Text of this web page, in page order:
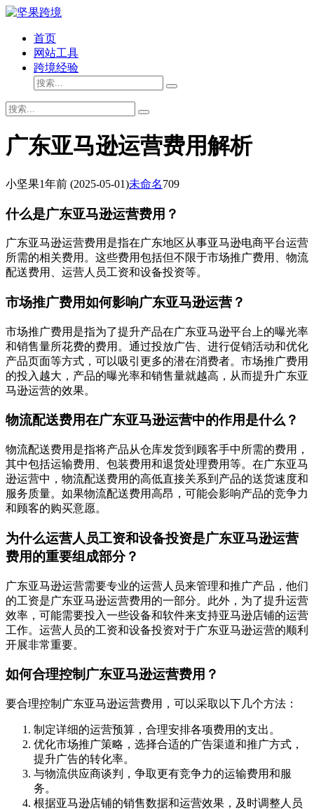
首页
网站工具
跨境经验
广东亚马逊运营费用解析
小坚果1年前 (2025-05-01)未命名709
什么是广东亚马逊运营费用？
广东亚马逊运营费用是指在广东地区从事亚马逊电商平台运营
所需的相关费用。这些费用包括但不限于市场推广费用、物流
配送费用、运营人员工资和设备投资等。
市场推广费用如何影响广东亚马逊运营？
市场推广费用是指为了提升产品在广东亚马逊平台上的曝光率
和销售量所花费的费用。通过投放广告、进行促销活动和优化
产品页面等方式，可以吸引更多的潜在消费者。市场推广费用
的投入越大，产品的曝光率和销售量就越高，从而提升广东亚
马逊运营的效果。
物流配送费用在广东亚马逊运营中的作用是什么？
物流配送费用是指将产品从仓库发货到顾客手中所需的费用，
其中包括运输费用、包装费用和退货处理费用等。在广东亚马
逊运营中，物流配送费用的高低直接关系到产品的送货速度和
服务质量。如果物流配送费用高昂，可能会影响产品的竞争力
和顾客的购买意愿。
为什么运营人员工资和设备投资是广东亚马逊运营
费用的重要组成部分？
广东亚马逊运营需要专业的运营人员来管理和推广产品，他们
的工资是广东亚马逊运营费用的一部分。此外，为了提升运营
效率，可能需要投入一些设备和软件来支持亚马逊店铺的运营
工作。运营人员的工资和设备投资对于广东亚马逊运营的顺利
开展非常重要。
如何合理控制广东亚马逊运营费用？
要合理控制广东亚马逊运营费用，可以采取以下几个方法：
制定详细的运营预算，合理安排各项费用的支出。
优化市场推广策略，选择合适的广告渠道和推广方式，
提升广告的转化率。
与物流供应商谈判，争取更有竞争力的运输费用和服
务。
根据亚马逊店铺的销售数据和运营效果，及时调整人员